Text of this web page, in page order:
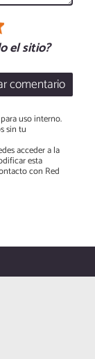
el sitio?
comentario
uso interno.
sin tu
acceder a la
esta
con Red